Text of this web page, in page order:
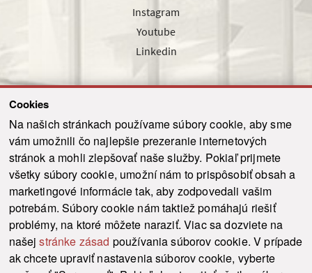
Cookies
Na našich stránkach používame súbory cookie, aby sme
vám umožnili čo najlepšie prezeranie internetových
stránok a mohli zlepšovať naše služby. Pokiaľ prijmete
všetky súbory cookie, umožní nám to prispôsobiť obsah a
marketingové informácie tak, aby zodpovedali vašim
potrebám. Súbory cookie nám taktiež pomáhajú riešiť
problémy, na ktoré môžete naraziť. Viac sa dozviete na
našejstránke zásad používania súborov cookie. V prípade
ak chcete upraviť nastavenia súborov cookie, vyberte
Instagram
Youtube
Linkedin
Odoslať
© 2021-2026 ku.sk. Všetky práva vyhradené. | Ochrana osobných údajov
Vyhlásenie o prístupnosti | Admin